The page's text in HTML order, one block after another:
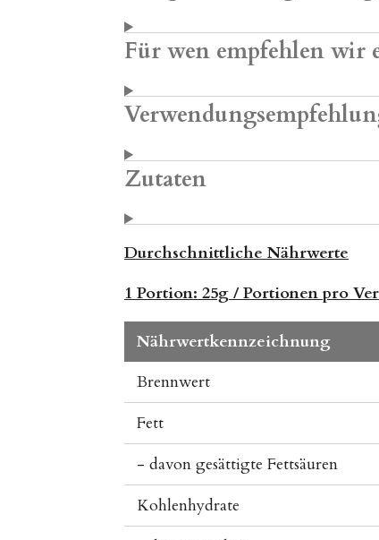
Für wen empfehlen wir
Zutaten
Durchschnittliche Nährwerte
1 Portion: 25g / Portionen pro
Nährwertkennzeichnung
Brennwert
Fett
- davon gesättigte Fettsäuren
Kohlenhydrate